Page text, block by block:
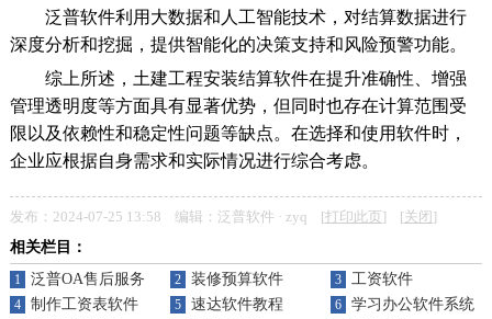
泛普软件利用大数据和人工智能技术，对结算数据进行
深度分析和挖掘，提供智能化的决策支持和风险预警功能。
综上所述，土建工程安装结算软件在提升准确性、增强
管理透明度等方面具有显著优势，但同时也存在计算范围受
限以及依赖性和稳定性问题等缺点。在选择和使用软件时，
企业应根据自身需求和实际情况进行综合考虑。
发布：2024-07-25 13:58 编辑：泛普软件 · zyq [打印此页] [关闭 ]
相关栏目：
1 泛普OA售后服务 2 装修预算软件 3 工资软件
4 制作工资表软件 5 速达软件教程 6 学习办公软件系统